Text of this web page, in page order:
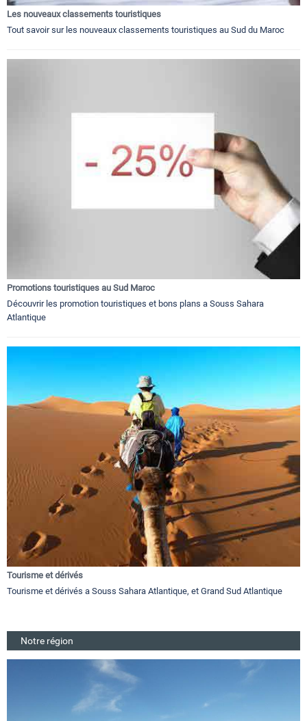
Les nouveaux classements touristiques
Tout savoir sur les nouveaux classements touristiques au Sud du Maroc
Promotions touristiques au Sud Maroc
Découvrir les promotion touristiques et bons plans a Souss Sahara
Atlantique
Tourisme et dérivés
Tourisme et dérivés a Souss Sahara Atlantique, et Grand Sud Atlantique
Notre région